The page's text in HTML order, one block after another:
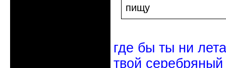
пищу
где бы ты ни
твой